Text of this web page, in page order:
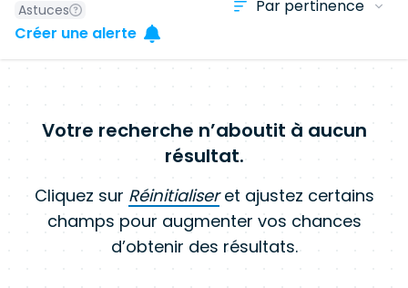
Astuces
Créer une alerte
Votre recherche n’aboutit à aucun
résultat.
Cliquez sur Réinitialiseret ajustez certains
champs pour augmenter vos chances
d’obtenir des résultats.